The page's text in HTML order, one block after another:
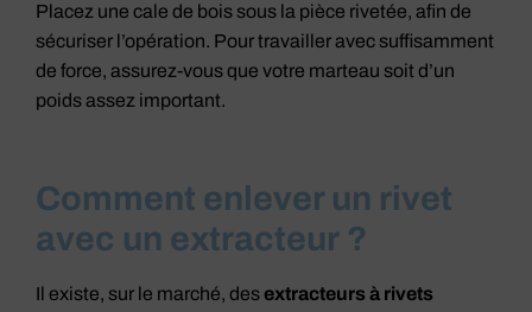
Placez une cale de bois sous la pièce rivetée, afin de
sécuriser l’opération. Pour travailler avec suffisamment
de force, assurez-vous que votre marteau soit d’un
poids assez important.
Comment enlever un rivet
avec un extracteur ?
Il existe, sur le marché, desextracteurs à rivets